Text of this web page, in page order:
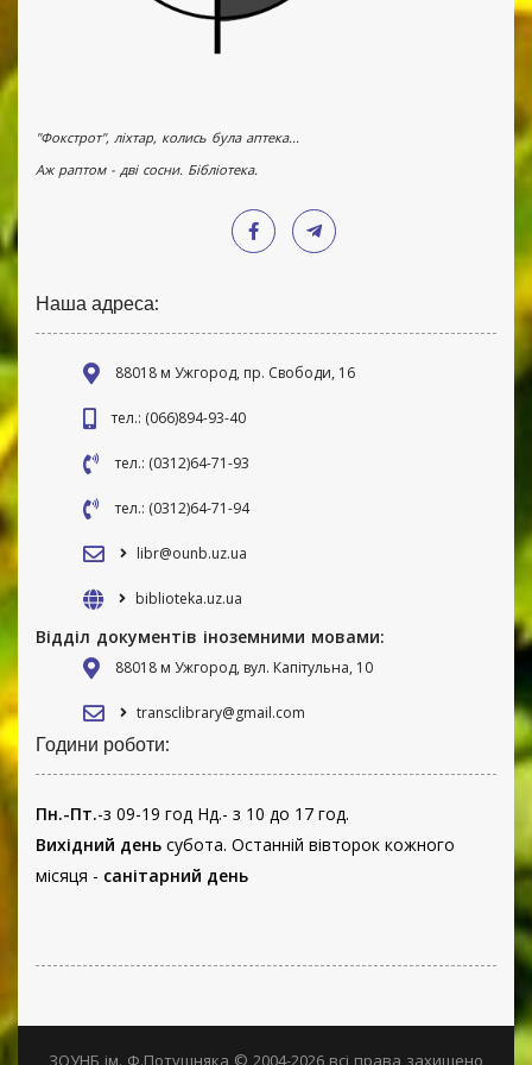
"Фокстрот", ліхтар, колись була аптека...
Аж раптом - дві сосни. Бібліотека.
Наша адреса:
88018 м Ужгород, пр. Свободи, 16
тел.: (066)894-93-40
тел.: (0312)64-71-93
тел.: (0312)64-71-94
libr@ounb.uz.ua
biblioteka.uz.ua
Відділ документів іноземними мовами:
88018 м Ужгород, вул. Капітульна, 10
transclibrary@gmail.com
Години роботи:
Пн.-Пт.-з 09-19 год Нд.- з 10 до 17 год.
Вихідний день субота. Останній вівторок кожного
місяця - санітарний день
ЗОУНБ ім. Ф.Потушняка © 2004-2026 всі права захищено